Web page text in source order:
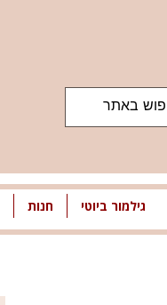
גילמור ביוטי חנות